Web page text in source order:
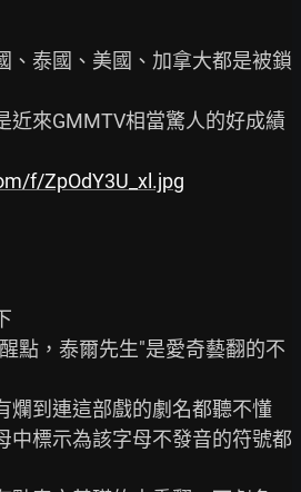
、泰國、美國、加拿大都是被鎖
近來GMMTV相當驚人的好成績
f/ZpOdY3U_xl.jpg
點，泰爾先生"是愛奇藝翻的不
爛到連這部戲的劇名都聽不懂
中標示為該字母不發音的符號都